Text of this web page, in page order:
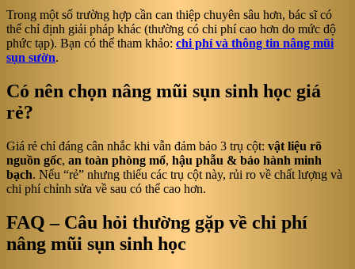
Trong một số trường hợp cần can thiệp chuyên sâu hơn, bác sĩ có
thể chỉ định giải pháp khác (thường có chi phí cao hơn do mức độ
phức tạp). Bạn có thể tham khảo: chi phí và thông tin nâng mũi
sụn sườn.
Có nên chọn nâng mũi sụn sinh học giá
rẻ?
Giá rẻ chỉ đáng cân nhắc khi vẫn đảm bảo 3 trụ cột: vật liệu rõ
nguồn gốc, an toàn phòng mổ, hậu phẫu & bảo hành minh
bạch. Nếu “rẻ” nhưng thiếu các trụ cột này, rủi ro về chất lượng và
chi phí chỉnh sửa về sau có thể cao hơn.
FAQ – Câu hỏi thường gặp về chi phí
nâng mũi sụn sinh học